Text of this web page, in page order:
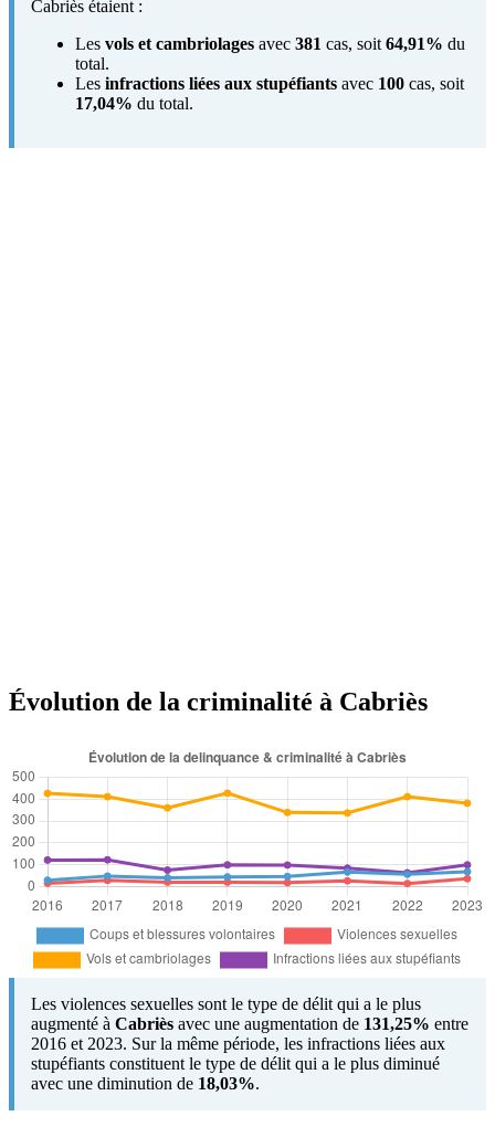
Cabriès étaient :
Les vols et cambriolages avec 381 cas, soit 64,91% du
total.
Les infractions liées aux stupéfiants avec 100 cas, soit
17,04% du total.
Évolution de la criminalité à Cabriès
Les violences sexuelles sont le type de délit qui a le plus
augmenté à Cabriès avec une augmentation de 131,25% entre
2016 et 2023. Sur la même période, les infractions liées aux
stupéfiants constituent le type de délit qui a le plus diminué
avec une diminution de 18,03%.